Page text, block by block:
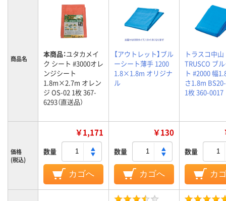
商品名 本商品：ユタカメイ
ク シート #3000オレ
ンジシート
1.8m×2.7m オレン
ジ OS-02 1枚 367-
6293（直送品）
【アウトレット】ブル
ーシート薄手 1200
1.8×1.8m オリジナ
ル
トラスコ中山
TRUSCO ブ
ト #2000 幅
さ1.8m
1枚 360-0017
価格
(税込)
￥1,171
数量
カゴへ
￥130
数量
カゴへ
数量
カ